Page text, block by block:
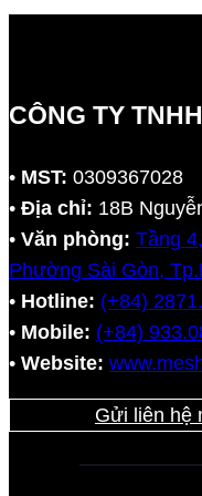
CÔNG TY
• MST: 0309367028
• Địa chỉ: 18B
• Văn phòng: Tầng
Phường Sài Gòn,
• Hotline: (+84)
• Mobile: (+84)
• Website:
Gửi liên hệ